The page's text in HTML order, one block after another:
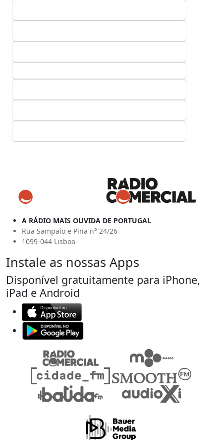
A RÁDIO MAIS OUVIDA DE PORTUGAL
Rua Sampaio e Pina n° 24/26
1099-044 Lisboa
Instale as nossas Apps
Disponível gratuitamente para iPhone,
iPad e Android